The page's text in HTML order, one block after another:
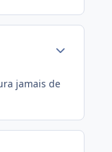
jamais de